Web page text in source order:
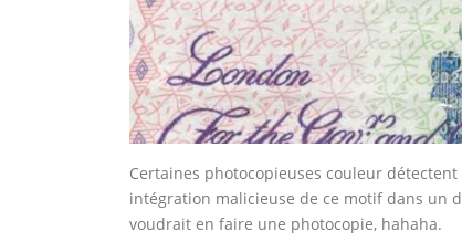
Certaines photocopieuses couleur
intégration malicieuse de ce motif dans un
voudrait en faire une photocopie, hahaha.